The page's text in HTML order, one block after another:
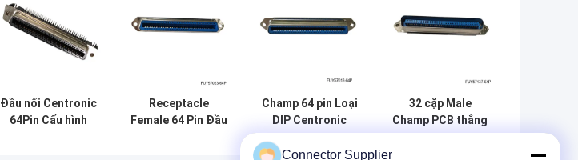
Đầu nối Centronic
64Pin Cấu hình
Receptacle
Female 64 Pin Đầu
Champ 64 pin Loại
DIP Centronic
PCB Đầu nối
thẳng nữ 32 cặp
32 cặp Male
Champ PCB thẳng
Đầu nối
Connector Supplier